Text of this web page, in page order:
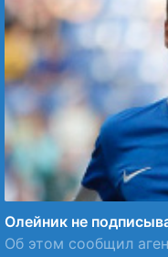
Олейник не
Об этом сообщил